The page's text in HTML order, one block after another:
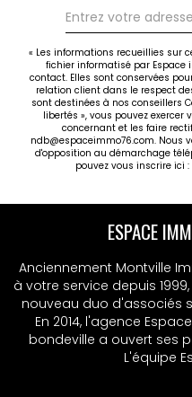
« Les informations recueillies sur
fichier informatisé par Espace
contact. Elles sont conservées
relation client dans le respect
sont destinées à nos conseillers
libertés », vous pouvez exercer
concernant et les faire
ndb@espaceimmo76.com. Nous
d'opposition au démarchage
pouvez vous inscrire ici :
ESPACE
Anciennement Montville
à votre service depuis
nouveau duo d'associés
En 2014, l'agence
bondeville a ouvert ses
L'équipe